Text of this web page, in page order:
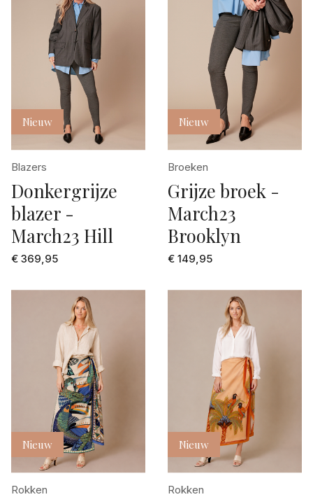
Nieuw
Blazers
Donkergrijze
blazer -
March23 Hill
€ 369,95
Nieuw
Broeken
Grijze broek -
March23
Brooklyn
€ 149,95
Nieuw
Rokken
Nieuw
Rokken